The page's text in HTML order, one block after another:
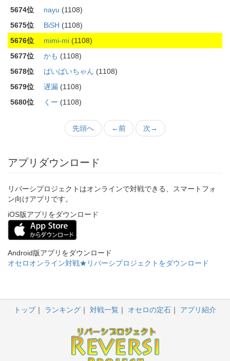
5674位
nayu (1108)
5675位
BiSH (1108)
5676位
mimi-mi (1108)
5677位
かも (1108)
5678位
ばいばいちゃん (1108)
5679位
遅漏 (1108)
5680位
くー (1108)
先頭へ ←前 次→
アプリダウンロード
リバーシプロジェクトはオンラインで対戦できる、スマートフォ
ン向けアプリです。
iOS版アプリをダウンロード
Android版アプリをダウンロード
オセロオンライン対戦★リバーシプロジェクトをダウンロード
トップ ランキング 対戦一覧 オセロの定石 アプリ紹介